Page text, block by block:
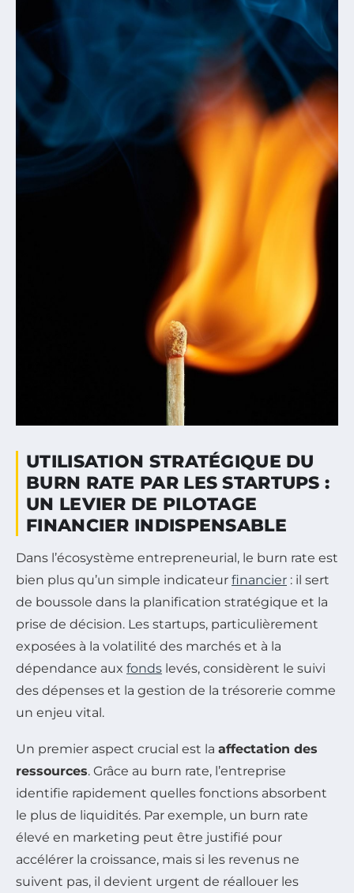
UTILISATION STRATÉGIQUE DU
BURN RATE PAR LES STARTUPS :
UN LEVIER DE PILOTAGE
FINANCIER INDISPENSABLE
Dans l’écosystème entrepreneurial, le burn rate est
bien plus qu’un simple indicateur financier : il sert
de boussole dans la planification stratégique et la
prise de décision. Les startups, particulièrement
exposées à la volatilité des marchés et à la
dépendance aux fonds levés, considèrent le suivi
des dépenses et la gestion de la trésorerie comme
un enjeu vital.
Un premier aspect crucial est la affectation des
ressources. Grâce au burn rate, l’entreprise
identifie rapidement quelles fonctions absorbent
le plus de liquidités. Par exemple, un burn rate
élevé en marketing peut être justifié pour
accélérer la croissance, mais si les revenus ne
suivent pas, il devient urgent de réallouer les